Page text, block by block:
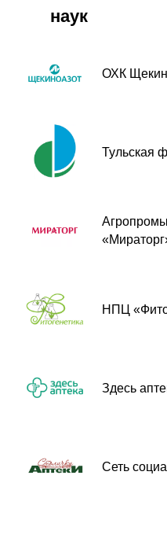
наук
ОХК
Тульская
НПЦ
Здесь
Сеть